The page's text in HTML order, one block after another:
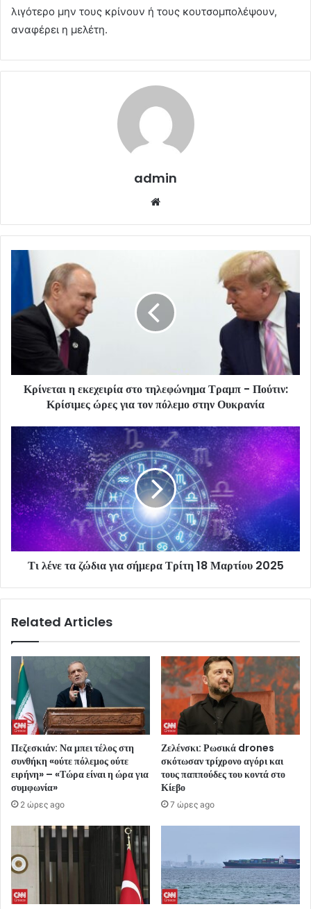
λιγότερο μην τους κρίνουν ή τους κουτσομπολέψουν,
αναφέρει η μελέτη.
admin
Κρίνεται η εκεχειρία στο τηλεφώνημα Τραμπ - Πούτιν:
Κρίσιμες ώρες για τον πόλεμο στην Ουκρανία
Τι λένε τα ζώδια για σήμερα Τρίτη 18 Μαρτίου 2025
Related Articles
Πεζεσκιάν: Να μπει τέλος στη
συνθήκη «ούτε πόλεμος ούτε
ειρήνη» – «Τώρα είναι η ώρα για
συμφωνία»
2 ώρες ago
Ζελένσκι: Ρωσικά drones
σκότωσαν τρίχρονο αγόρι και
τους παππούδες του κοντά στο
Κίεβο
7 ώρες ago